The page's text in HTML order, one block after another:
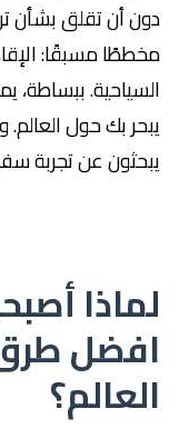
دون أن تقلق بشأن
مخططًا مسبقًا:
السياحية. ببساطة،
يبحر بك حول العالم.
يبحثون عن تجربة
لماذا
افضل
العالم؟